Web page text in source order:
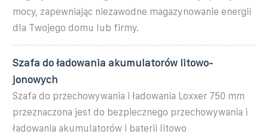
mocy, zapewniając niezawodne magazynowanie energii
dla Twojego domu lub firmy.
Szafa do ładowania akumulatorów litowo-
jonowych
Szafa do przechowywania i ładowania Loxxer 750 mm
przeznaczona jest do bezpiecznego przechowywania i
ładowania akumulatorów i baterii litowo